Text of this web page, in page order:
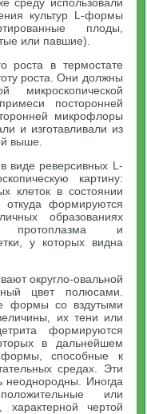
культур L-формы
плоды,
или павшие).
роста в термостате
роста. Они должны
микроскопической
посторонней
микрофлоры
и изготавливали из
выше.
виде реверсивных L-
картину:
клеток в состоянии
откуда формируются
образованиях
протоплазма и
у которых видна
округло-овальной
цвет полюсами.
формы со вздутыми
их тени или
формируются
в дальнейшем
формы, способные к
средах. Эти
неоднородны. Иногда
или
характерной чертой